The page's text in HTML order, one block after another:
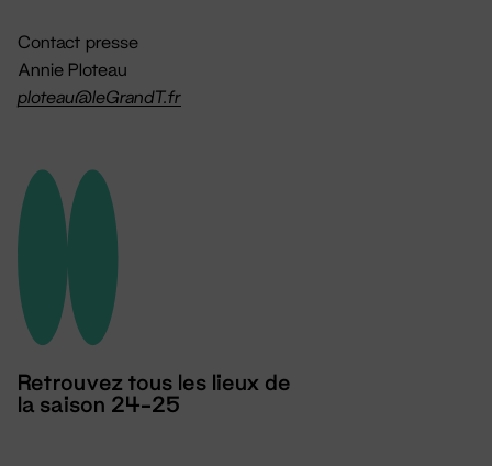
Contact presse
Annie Ploteau
ploteau@leGrandT.fr
Retrouvez tous les lieux de
la saison 24-25